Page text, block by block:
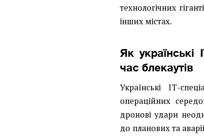
технологічних
інших містах.
Як українські
час блекаутів
Українські ІТ-
операційних
дронові удари
до планових та